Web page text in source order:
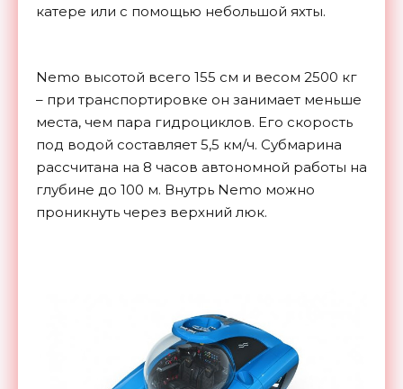
катере или с помощью небольшой яхты.
Nemo высотой всего 155 см и весом 2500 кг
– при транспортировке он занимает меньше
места, чем пара гидроциклов. Его скорость
под водой составляет 5,5 км/ч. Субмарина
рассчитана на 8 часов автономной работы на
глубине до 100 м. Внутрь Nemo можно
проникнуть через верхний люк.